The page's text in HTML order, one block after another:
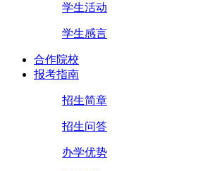
学生活动
学生感言
合作院校
报考指南
招生简章
招生问答
办学优势